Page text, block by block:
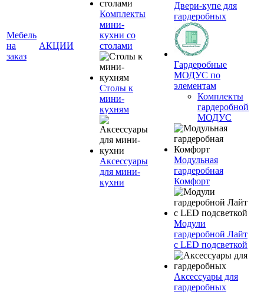
Мебель
на
заказ
АКЦИИ
Комплекты
мини-
кухни со
столами
Столы к
мини-
кухням
Аксессуары
для мини-
кухни
Двери-купе для
гардеробных
Гардеробные
МОДУС по
элементам
Комплекты
гардеробной
МОДУС
Модульная
гардеробная
Комфорт
Модули
гардеробной Лайт
с LED подсветкой
Аксессуары для
гардеробных